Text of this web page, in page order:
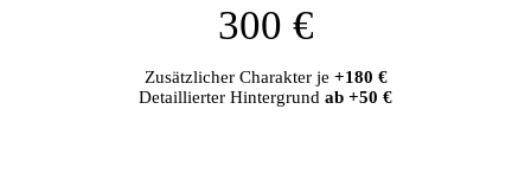
300 €
Zusätzlicher Charakter je +180 €
Detaillierter Hintergrund ab +50 €